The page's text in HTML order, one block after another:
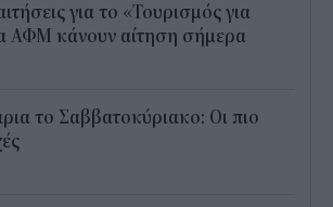
για το «Τουρισμός για
ΑΦΜ κάνουν αίτηση σήμερα
το Σαββατοκύριακο: Οι πιο